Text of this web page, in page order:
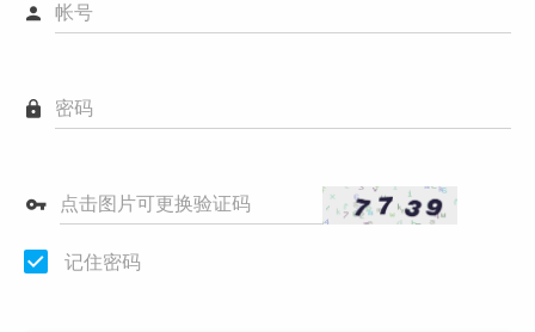
帐号
密码
点击图片可更换验证码
记住密码